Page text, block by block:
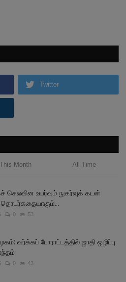
Twitter
This Month All Time
செலவின உயர்வும் நுகர்வுக் கடன்
தொடர்கதையாகும்...
0 53
வர்க்கப் போராட்டத்தில் ஜாதி ஒழிப்பு
0 43